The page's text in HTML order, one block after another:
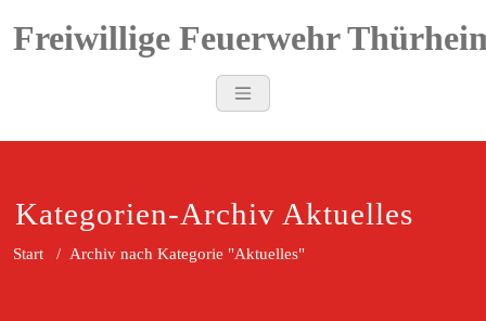
Inhalt
Freiwillige Feuerwehr
Kategorien-Archiv Aktuelles
Start / Archiv nach Kategorie "Aktuelles"